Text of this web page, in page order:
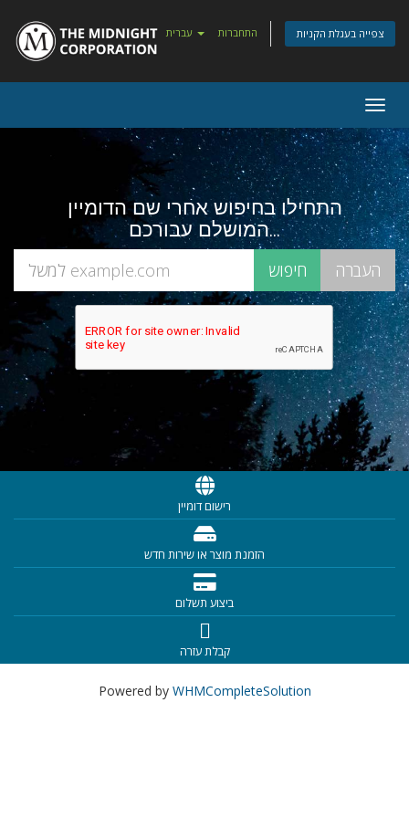
התחברות צפייה בעגלת הקניות
התחילו בחיפוש אחרי שם הדומיין
המושלם עבורכם...
רישום דומיין
הזמנת מוצר או שירות חדש
ביצוע תשלום
קבלת עזרה
Powered by WHMCompleteSolution